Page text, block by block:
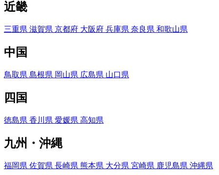
近畿
三重県 滋賀県 京都府 大阪府 兵庫県 奈良県 和歌山県
中国
鳥取県 島根県 岡山県 広島県 山口県
四国
徳島県 香川県 愛媛県 高知県
九州・沖縄
福岡県 佐賀県 長崎県 熊本県 大分県 宮崎県 鹿児島県 沖縄県